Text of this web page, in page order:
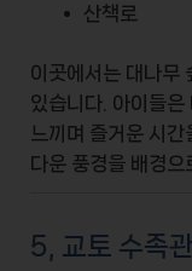
산책로
이곳에서는 대나무
있습니다. 아이들
느끼며 즐거운 시
다운 풍경을 배경으
5, 교토 수족